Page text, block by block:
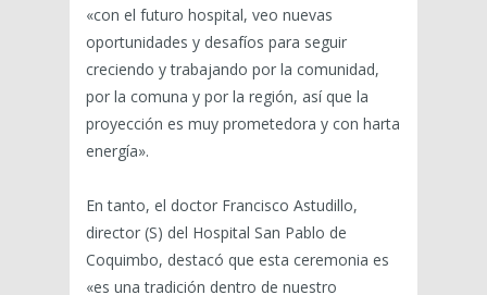
«con el futuro hospital, veo nuevas
oportunidades y desafíos para seguir
creciendo y trabajando por la comunidad,
por la comuna y por la región, así que la
proyección es muy prometedora y con harta
energía».
En tanto, el doctor Francisco Astudillo,
director (S) del Hospital San Pablo de
Coquimbo, destacó que esta ceremonia es
«es una tradición dentro de nuestro